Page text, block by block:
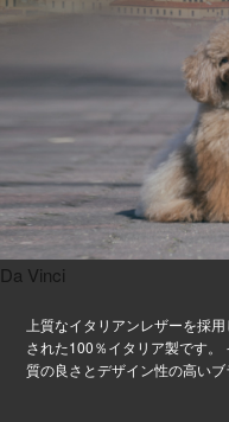
Da Vinci
上質なイタリアンレザーを採
された100％イタリア製です。
質の良さとデザイン性の高いブ